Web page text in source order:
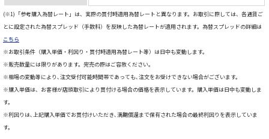
(※1)「参考購入為替レート」は、実際の買付時適用為替レートと異なります。お取引に際しては、各通貨ご
とに設定された為替スプレッド（手数料）を反映した為替レートが適用されます。為替スプレッドの詳細は
こちら
※お取引条件（購入単価・利回り・買付時適用為替レート等）は日中も変動します。
※販売数量には限りがあります。完売の際はご容赦ください。
※相場の変動等により､注文受付可能時間帯であっても､注文をお受けできない場合がございます。
※購入単価は、お客様が店頭取引により買付ける場合の価格を表示しています。購入単価は日中も変動しま
す。
※利回りは､上記購入単価でお買付けいただき､満期償還まで保有された場合の最終利回りを表示していま
す。